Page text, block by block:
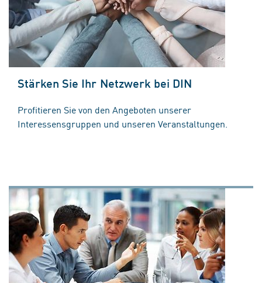
Stärken Sie Ihr Netzwerk bei DIN
Profitieren Sie von den Angeboten unserer
Interessensgruppen und unseren Veranstaltungen.